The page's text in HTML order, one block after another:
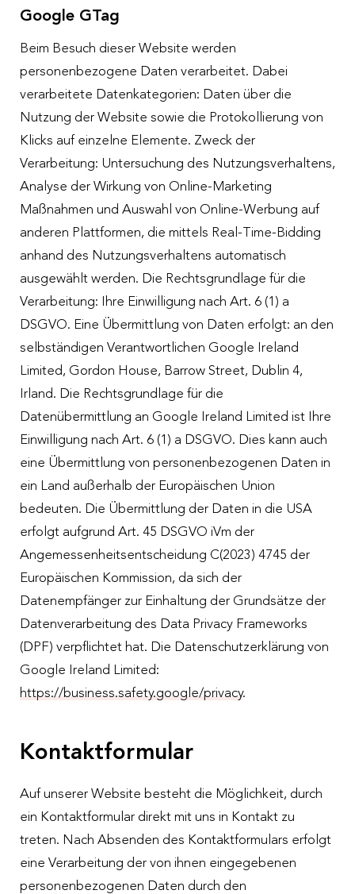
Google GTag
Beim Besuch dieser Website werden
personenbezogene Daten verarbeitet. Dabei
verarbeitete Datenkategorien: Daten über die
Nutzung der Website sowie die Protokollierung von
Klicks auf einzelne Elemente. Zweck der
Verarbeitung: Untersuchung des Nutzungsverhaltens,
Analyse der Wirkung von Online-Marketing
Maßnahmen und Auswahl von Online-Werbung auf
anderen Plattformen, die mittels Real-Time-Bidding
anhand des Nutzungsverhaltens automatisch
ausgewählt werden. Die Rechtsgrundlage für die
Verarbeitung: Ihre Einwilligung nach Art. 6 (1) a
DSGVO. Eine Übermittlung von Daten erfolgt: an den
selbständigen Verantwortlichen Google Ireland
Limited, Gordon House, Barrow Street, Dublin 4,
Irland. Die Rechtsgrundlage für die
Datenübermittlung an Google Ireland Limited ist Ihre
Einwilligung nach Art. 6 (1) a DSGVO. Dies kann auch
eine Übermittlung von personenbezogenen Daten in
ein Land außerhalb der Europäischen Union
bedeuten. Die Übermittlung der Daten in die USA
erfolgt aufgrund Art. 45 DSGVO iVm der
Angemessenheitsentscheidung C(2023) 4745 der
Europäischen Kommission, da sich der
Datenempfänger zur Einhaltung der Grundsätze der
Datenverarbeitung des Data Privacy Frameworks
(DPF) verpflichtet hat. Die Datenschutzerklärung von
Google Ireland Limited:
https://business.safety.google/privacy.
Kontaktformular
Auf unserer Website besteht die Möglichkeit, durch
ein Kontaktformular direkt mit uns in Kontakt zu
treten. Nach Absenden des Kontaktformulars erfolgt
eine Verarbeitung der von ihnen eingegebenen
personenbezogenen Daten durch den